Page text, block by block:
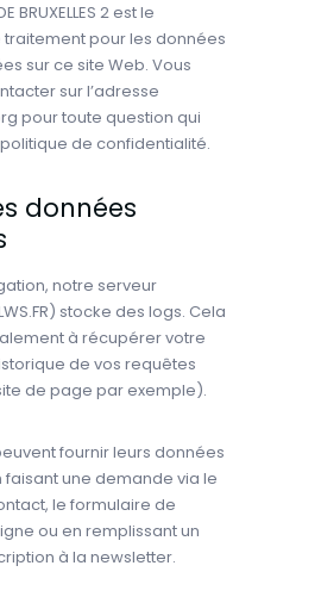
BRUXELLES 2 est le
pour les données
sur ce site Web. Vous
sur l’adresse
pour toute question qui
de confidentialité.
données
notre serveur
stocke des logs. Cela
à récupérer votre
de vos requêtes
de page par exemple).
fournir leurs données
une demande via le
le formulaire de
ou en remplissant un
à la newsletter.